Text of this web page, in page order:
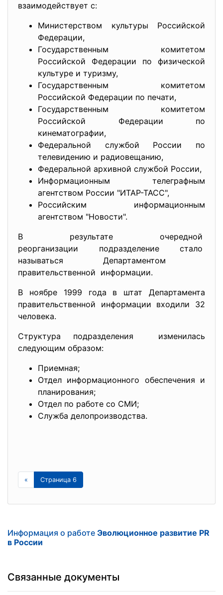
взаимодействует с:
Министерством культуры Российской
Федерации,
Государственным комитетом
Российской Федерации по физической
культуре и туризму,
Государственным комитетом
Российской Федерации по печати,
Государственным комитетом
Российской Федерации по
кинематографии,
Федеральной службой России по
телевидению и радиовещанию,
Федеральной архивной службой России,
Информационным телеграфным
агентством России "ИТАР-ТАСС",
Российским информационным
агентством "Новости".
В результате очередной
реорганизации подразделение стало
называться Департаментом
правительственной информации.
В ноябре 1999 года в штат Департамента
правительственной информации входили 32
человека.
Структура подразделения изменилась
следующим образом:
Приемная;
Отдел информационного обеспечения и
планирования;
Отдел по работе со СМИ;
Служба делопроизводства.
« Страница 6
Информация о работе Эволюционное развитие PR
в России
Связанные документы